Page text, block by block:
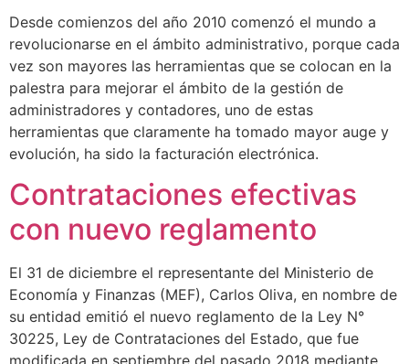
Desde comienzos del año 2010 comenzó el mundo a
revolucionarse en el ámbito administrativo, porque cada
vez son mayores las herramientas que se colocan en la
palestra para mejorar el ámbito de la gestión de
administradores y contadores, uno de estas
herramientas que claramente ha tomado mayor auge y
evolución, ha sido la facturación electrónica.
Contrataciones efectivas
con nuevo reglamento
El 31 de diciembre el representante del Ministerio de
Economía y Finanzas (MEF), Carlos Oliva, en nombre de
su entidad emitió el nuevo reglamento de la Ley N°
30225, Ley de Contrataciones del Estado, que fue